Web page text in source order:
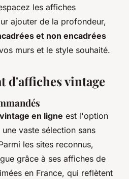
les affiches
ajouter de la profondeur,
et non encadrées
murs et le style souhaité.
d'affiches vintage
en ligne est l'option
vaste sélection sans
les sites reconnus,
grâce à ses affiches de
en France, qui reflètent